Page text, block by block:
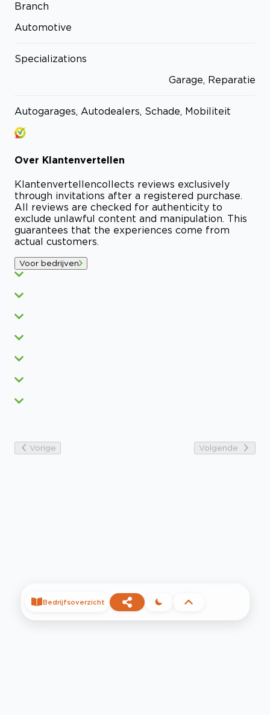
Branch
Automotive
Specializations
Garage, Reparatie
Autogarages, Autodealers, Schade, Mobiliteit
Over Klantenvertellen
Klantenvertellencollects reviews exclusively
through invitations after a registered purchase.
All reviews are checked for authenticity to
exclude unlawful content and manipulation. This
guarantees that the experiences come from
actual customers.
Voor bedrijven
Vorige Volgende
Bedrijfsoverzicht